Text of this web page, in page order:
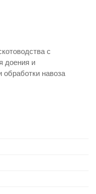
с
доения и
навоза